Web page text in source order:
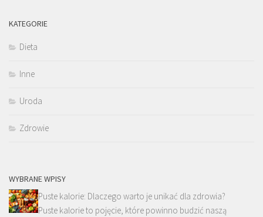
KATEGORIE
Dieta
Inne
Uroda
Zdrowie
WYBRANE WPISY
Puste kalorie: Dlaczego warto je unikać dla zdrowia?
Puste kalorie to pojęcie, które powinno budzić naszą